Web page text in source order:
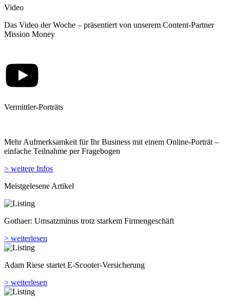
Video
Das Video der Woche – präsentiert von unserem Content-Partner
Mission Money
Vermittler-Porträts
Mehr Aufmerksamkeit für Ihr Business mit einem Online-Porträt –
einfache Teilnahme per Fragebogen
> weitere Infos
Meistgelesene Artikel
Gothaer: Umsatzminus trotz starkem Firmengeschäft
> weiterlesen
Adam Riese startet E-Scooter-Versicherung
> weiterlesen